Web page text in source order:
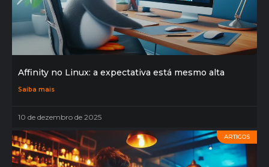
Affinity no Linux: a expectativa está mesmo alta
Saiba mais
10 de dezembro de 2025
ARTIGOS